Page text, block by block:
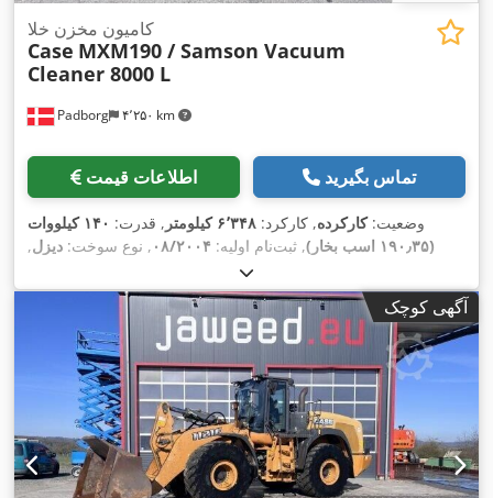
Padborg ۴٬۲۵۰ km
کامیون مخزن خلا
Case MXM190 / Samson Vacuum
Cleaner 8000 L
اطلاعات قیمت تماس بگیرید
وضعیت:کارکرده, کارکرد: ۶٬۳۴۸ کیلومتر , قدرت:
۱۴۰ کیلووات
(۱۹۰٫۳۵ اسب بخار)
, ثبت‌نام اولیه: ۰۸/۲۰۰۴ , نوع سوخت: دیزل,
آگهی کوچک